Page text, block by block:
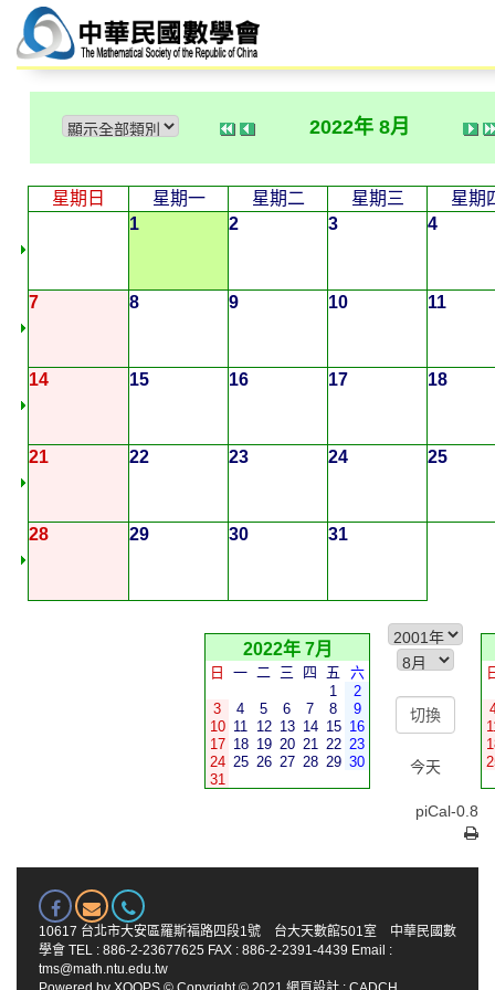
2022年 8月
星期日 星期一 星期二 星期三
星期
1
2 3 4
7 8 9 10 11
14 15 16 17 18
21 22 23 24 25
28 29 30 31
2022年 7月
日 一 二 三 四 五
六
1
2
3
4 5 6 7 8
9
10 11 12 13 14 15 16
17 18 19 20 21 22 23
24 25 26 27 28 29 30
31
今天
piCal-0.8
10617 台北市大安區羅斯福路四段1號 台大天數館501室 中華民國數
學會 TEL : 886-2-23677625 FAX : 886-2-2391-4439 Email :
tms@math.ntu.edu.tw